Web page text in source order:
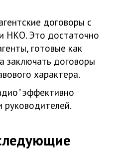
договоры с
НКО. Это достаточно
готовые как
заключать договоры
характера.
эффективно
руководителей.